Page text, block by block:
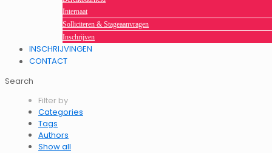
Internaat
Solliciteren & Stageaanvragen
Inschrijven
INSCHRIJVINGEN
CONTACT
Search
Filter by
Categories
Tags
Authors
Show all